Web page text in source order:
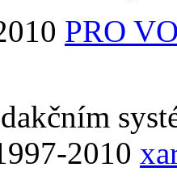
PRO
2010